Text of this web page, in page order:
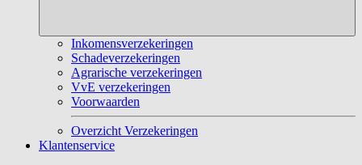
Inkomensverzekeringen
Schadeverzekeringen
Agrarische verzekeringen
VvE verzekeringen
Voorwaarden
Overzicht Verzekeringen
Klantenservice